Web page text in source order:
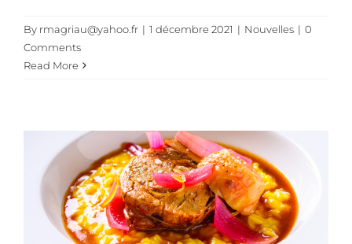
By rmagriau@yahoo.fr | 1 décembre 2021 | Nouvelles | 0
Comments
Read More